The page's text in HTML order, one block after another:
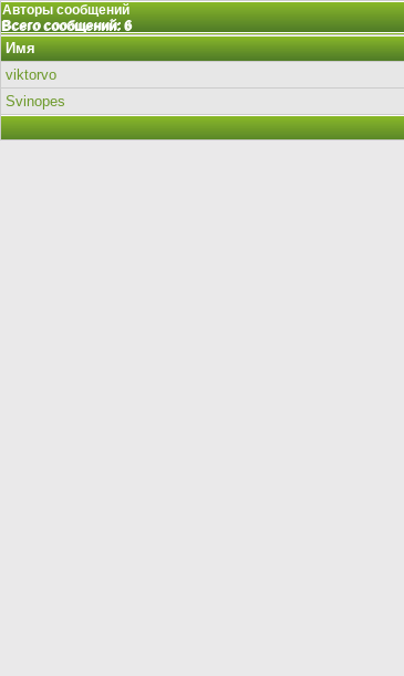
Авторы сообщений
Всего сообщений: 6
Имя
viktorvo
Svinopes